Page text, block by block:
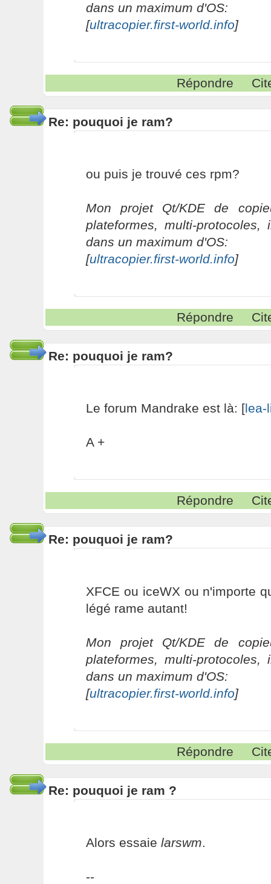
dans un maximum d'OS:
[ultracopier.first-world.info]
Répondre
Re: pouquoi je ram?
ou puis je trouvé ces rpm?
Mon projet Qt/KDE de
plateformes, multi-protocoles,
dans un maximum d'OS:
[ultracopier.first-world.info]
Répondre
Re: pouquoi je ram?
Le forum Mandrake est là: [lea-
A +
Répondre
Re: pouquoi je ram?
XFCE ou iceWX ou n'importe
légé rame autant!
Mon projet Qt/KDE de
plateformes, multi-protocoles,
dans un maximum d'OS:
[ultracopier.first-world.info]
Répondre
Re: pouquoi je ram ?
Alors essaie larswm.
--